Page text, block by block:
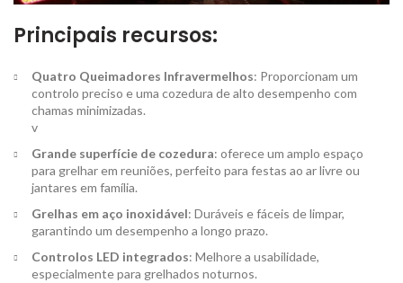
Principais recursos:
Quatro Queimadores Infravermelhos: Proporcionam um
controlo preciso e uma cozedura de alto desempenho com
chamas minimizadas.
v
Grande superfície de cozedura: oferece um amplo espaço
para grelhar em reuniões, perfeito para festas ao ar livre ou
jantares em família.
Grelhas em aço inoxidável: Duráveis ​​e fáceis de limpar,
garantindo um desempenho a longo prazo.
Controlos LED integrados: Melhore a usabilidade,
especialmente para grelhados noturnos.